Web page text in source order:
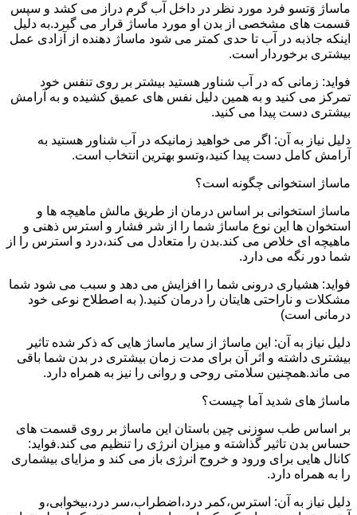
ماساژ وَتسو فرد مورد نظر در داخل آب گرم دراز می کشد و سپس
قسمت های مشخصی از بدن او مورد ماساژ قرار می گیرد.به دلیل
اینکه جاذبه در آب تا حدی کمتر می شود ماساژ دهنده از آزادی عمل
بیشتری برخوردار است.
فواید: زمانی که در آب شناور هستید بیشتر بر روی تنفس خود
تمرکز می کنید و به همین دلیل نفس های عمیق کشیده و به آرامش
بیشتری دست پیدا می کنید.
دلیل نیاز به آن: اگر می خواهید زمانیکه در آب شناور هستید به
آرامش کامل دست پیدا کنید،وتسو بهترین انتخاب است.
ماساژ استخوانی چگونه است؟
ماساژ استخوانی بر اساس درمان از طریق مالش ماهیچه ها و
استخوان ها این نوع ماساژ شما را از شر فشار و استرس ذهنی و
ماهیچه ای خلاص می کند.بدن را متعادل می کند،درد و استرس را از
شما دور نگه می دارد.
فواید: هشیاری درونی شما را افزایش می دهد و سبب می شود شما
مشکلات و ناراحتی هایتان را درمان کنید.( به اصطلاح نوعی خود
درمانی است)
دلیل نیاز به آن: این ماساژ از سایر ماساژ هایی که ذکر شده تاثیر
بیشتری داشته و اثر آن برای مدت زمان بیشتری در بدن شما باقی
می ماند.همچنین سلامتی روحی و روانی را نیز به همراه دارد.
ماساژ های شدید آما چیست؟
بر اساس طب سوزنی چین باستان این ماساژ بر روی قسمت های
حساس بدن تاثیر گذاشته و میزان انرژی را تنظیم می کند.فواید:
کانال هایی برای ورود و خروج انرژی باز می کند و مزایای بیشماری
را به همراه دارد.
دلیل نیاز به آن: استرس،کمر درد،اضطراب،سر درد،بیخوابی،و